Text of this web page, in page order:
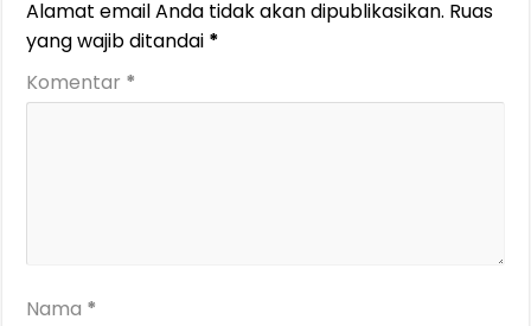
Alamat email Anda tidak akan dipublikasikan. Ruas
yang wajib ditandai *
Komentar *
Nama *